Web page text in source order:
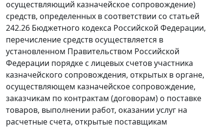
осуществляющий казначейское сопровождение)
средств, определенных в соответствии со статьей
242.26 Бюджетного кодекса Российской Федерации,
перечисление средств осуществляется в
установленном Правительством Российской
Федерации порядке с лицевых счетов участника
казначейского сопровождения, открытых в органе,
осуществляющем казначейское сопровождение,
заказчикам по контрактам (договорам) о поставке
товаров, выполнении работ, оказании услуг на
расчетные счета, открытые поставщикам